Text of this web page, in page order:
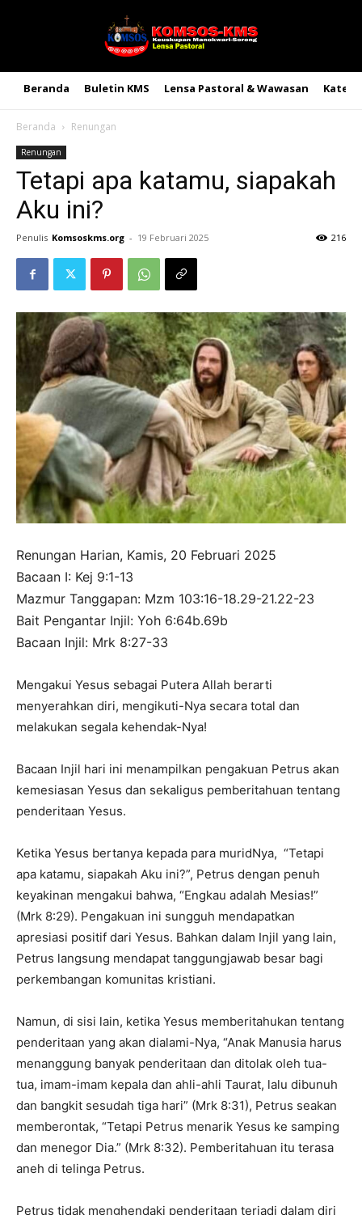
Beranda Buletin KMS Lensa Pastoral & Wawasan
Beranda Renungan
Renungan
Tetapi apa katamu, siapakah
Aku ini?
Penulis Komsoskms.org - 19 Februari 2025 216
Renungan Harian, Kamis, 20 Februari 2025
Bacaan I: Kej 9:1-13
Mazmur Tanggapan: Mzm 103:16-18.29-21.22-23
Bait Pengantar Injil: Yoh 6:64b.69b
Bacaan Injil: Mrk 8:27-33
Mengakui Yesus sebagai Putera Allah berarti
menyerahkan diri, mengikuti-Nya secara total dan
melakukan segala kehendak-Nya!
Bacaan Injil hari ini menampilkan pengakuan Petrus akan
kemesiasan Yesus dan sekaligus pemberitahuan tentang
penderitaan Yesus.
Ketika Yesus bertanya kepada para muridNya, “Tetapi
apa katamu, siapakah Aku ini?”, Petrus dengan penuh
keyakinan mengakui bahwa, “Engkau adalah Mesias!”
(Mrk 8:29). Pengakuan ini sungguh mendapatkan
apresiasi positif dari Yesus. Bahkan dalam Injil yang lain,
Petrus langsung mendapat tanggungjawab besar bagi
perkembangan komunitas kristiani.
Namun, di sisi lain, ketika Yesus memberitahukan tentang
penderitaan yang akan dialami-Nya, “Anak Manusia harus
menanggung banyak penderitaan dan ditolak oleh tua-
tua, imam-imam kepala dan ahli-ahli Taurat, lalu dibunuh
dan bangkit sesudah tiga hari” (Mrk 8:31), Petrus seakan
memberontak, “Tetapi Petrus menarik Yesus ke samping
dan menegor Dia.” (Mrk 8:32). Pemberitahuan itu terasa
aneh di telinga Petrus.
Petrus tidak menghendaki penderitaan terjadi dalam diri